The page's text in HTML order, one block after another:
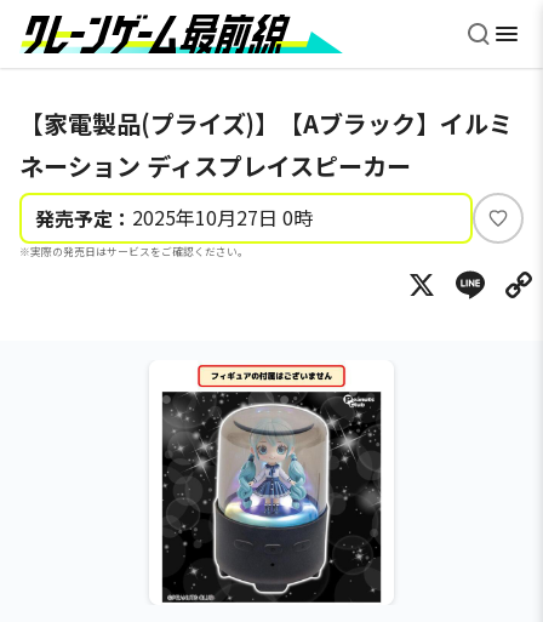
【家電製品(プライズ)】【Aブラック】イルミ
ネーション ディスプレイスピーカー
発売予定： 2025年10月27日 0時
※実際の発売日はサービスをご確認ください。
い
ね
X